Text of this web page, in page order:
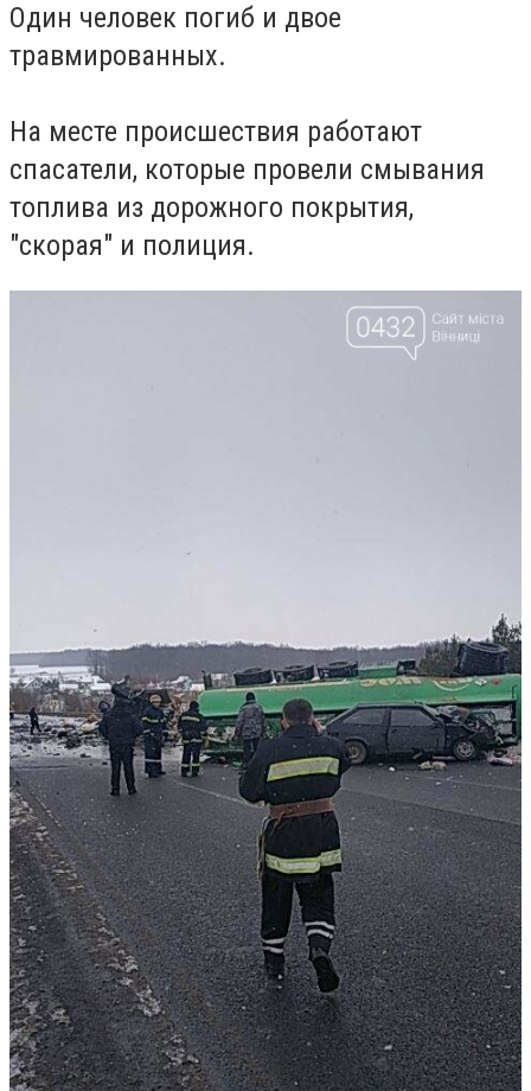
Один человек погиб и двое
травмированных.
На месте происшествия работают
спасатели, которые провели смывания
топлива из дорожного покрытия,
"скорая" и полиция.